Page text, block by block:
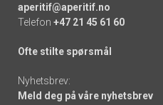
aperitif@aperitif.no
Telefon +47 21 45 61 60
Ofte stilte spørsmål
Nyhetsbrev:
Meld deg på våre nyhetsbrev